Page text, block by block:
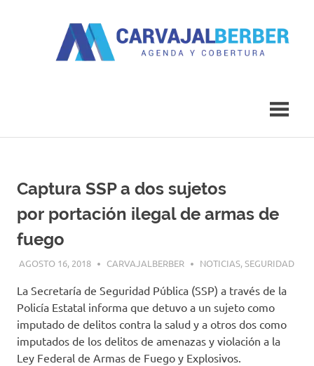
Captura SSP a dos sujetos
por portación ilegal de armas de
fuego
AGOSTO 16, 2018 CARVAJALBERBER NOTICIAS,SEGURIDAD
La Secretaría de Seguridad Pública (SSP) a través de la
Policía Estatal informa que detuvo a un sujeto como
imputado de delitos contra la salud y a otros dos como
imputados de los delitos de amenazas y violación a la
Ley Federal de Armas de Fuego y Explosivos.